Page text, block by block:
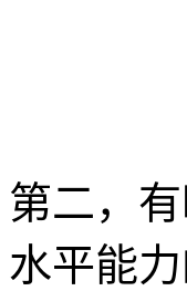
第二，
水平能